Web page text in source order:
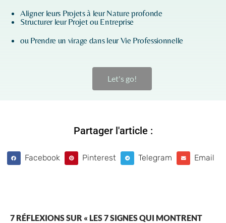
Aligner leurs Projets à leur Nature profonde
Structurer leur Projet ou Entreprise
ou Prendre un virage dans leur Vie Professionnelle
Let's go!
Partager l'article :
Facebook Pinterest Telegram Email
7 RÉFLEXIONS SUR « LES 7 SIGNES QUI MONTRENT